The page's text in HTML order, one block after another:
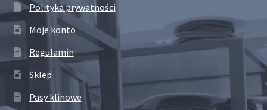
Polityka prywatności
Moje konto
Regulamin
Sklep
Pasy klinowe